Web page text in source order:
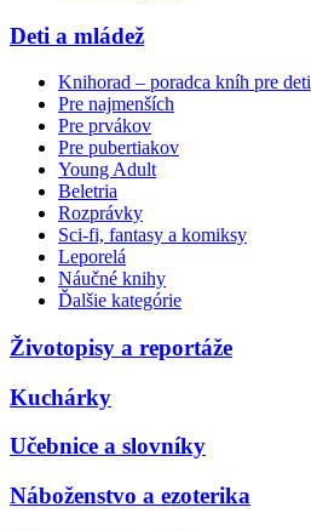
Deti a mládež
Knihorad – poradca kníh pre deti
Pre najmenších
Pre prvákov
Pre pubertiakov
Young Adult
Beletria
Rozprávky
Sci-fi, fantasy a komiksy
Leporelá
Náučné knihy
Ďalšie kategórie
Životopisy a reportáže
Kuchárky
Učebnice a slovníky
Náboženstvo a ezoterika